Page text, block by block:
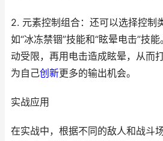
2. 元素控制组合：还可以选择控制
如“冰冻禁锢”技能和“眩晕电击”技
动受限，再用电击造成眩晕，从而
为自己创新更多的输出机会。
实战应用
在实战中，根据不同的敌人和战斗